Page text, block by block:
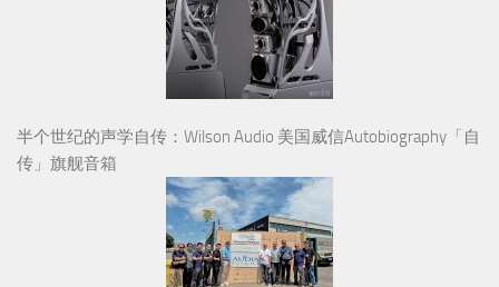
半个世纪的声学自传：Wilson Audio 美国威信Autobiography「自
传」旗舰音箱